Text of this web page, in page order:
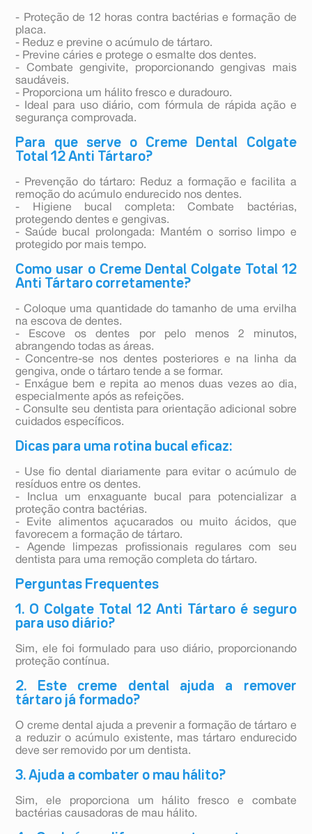
- Proteção de 12 horas contra bactérias e formação de
placa.
- Reduz e previne o acúmulo de tártaro.
- Previne cáries e protege o esmalte dos dentes.
- Combate gengivite, proporcionando gengivas mais
saudáveis.
- Proporciona um hálito fresco e duradouro.
- Ideal para uso diário, com fórmula de rápida ação e
segurança comprovada.
Para que serve o Creme Dental Colgate
Total 12 Anti Tártaro?
- Prevenção do tártaro: Reduz a formação e facilita a
remoção do acúmulo endurecido nos dentes.
- Higiene bucal completa: Combate bactérias,
protegendo dentes e gengivas.
- Saúde bucal prolongada: Mantém o sorriso limpo e
protegido por mais tempo.
Como usar o Creme Dental Colgate Total 12
Anti Tártaro corretamente?
- Coloque uma quantidade do tamanho de uma ervilha
na escova de dentes.
- Escove os dentes por pelo menos 2 minutos,
abrangendo todas as áreas.
- Concentre-se nos dentes posteriores e na linha da
gengiva, onde o tártaro tende a se formar.
- Enxágue bem e repita ao menos duas vezes ao dia,
especialmente após as refeições.
- Consulte seu dentista para orientação adicional sobre
cuidados específicos.
Dicas para uma rotina bucal eficaz:
- Use fio dental diariamente para evitar o acúmulo de
resíduos entre os dentes.
- Inclua um enxaguante bucal para potencializar a
proteção contra bactérias.
- Evite alimentos açucarados ou muito ácidos, que
favorecem a formação de tártaro.
- Agende limpezas profissionais regulares com seu
dentista para uma remoção completa do tártaro.
Perguntas Frequentes
1. O Colgate Total 12 Anti Tártaro é seguro
para uso diário?
Sim, ele foi formulado para uso diário, proporcionando
proteção contínua.
2. Este creme dental ajuda a remover
tártaro já formado?
O creme dental ajuda a prevenir a formação de tártaro e
a reduzir o acúmulo existente, mas tártaro endurecido
deve ser removido por um dentista.
3. Ajuda a combater o mau hálito?
Sim, ele proporciona um hálito fresco e combate
bactérias causadoras de mau hálito.